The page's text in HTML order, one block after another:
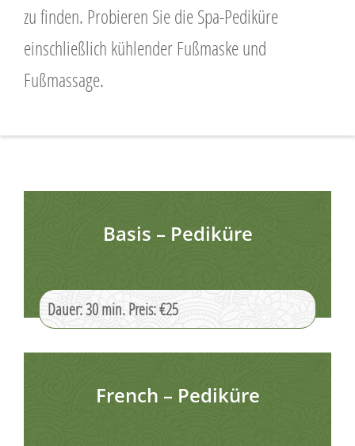
zu finden. Probieren Sie die Spa-Pediküre
einschließlich kühlender Fußmaske und
Fußmassage.
Basis – Pediküre
Dauer: 30 min. Preis: €25
French – Pediküre